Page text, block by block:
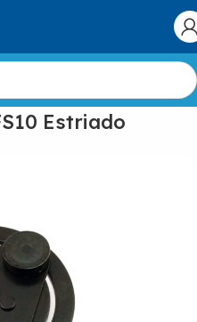
Estriado